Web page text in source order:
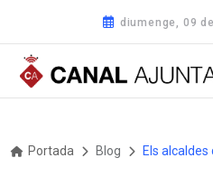
diumenge, 09
Portada Blog